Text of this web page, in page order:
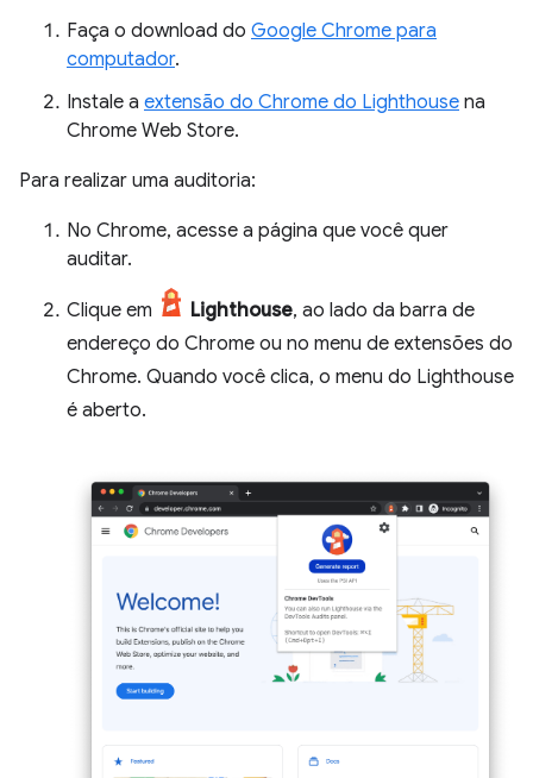
Faça o download do Google Chrome para
computador.
Instale a extensão do Chrome do Lighthouse na
Chrome Web Store.
Para realizar uma auditoria:
No Chrome, acesse a página que você quer
auditar.
Clique em Lighthouse, ao lado da barra de
endereço do Chrome ou no menu de extensões do
Chrome. Quando você clica, o menu do Lighthouse
é aberto.